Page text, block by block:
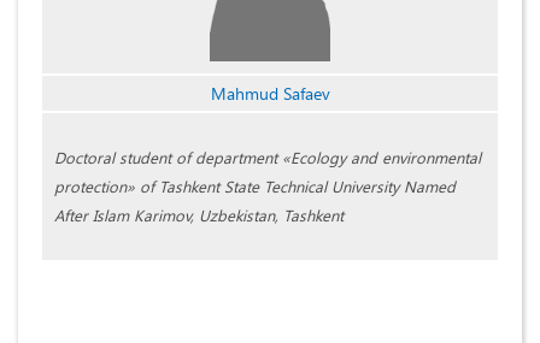
Mahmud Safaev
Doctoral student of department «Ecology and environmental
protection» of Tashkent State Technical University Named
After Islam Karimov, Uzbekistan, Tashkent